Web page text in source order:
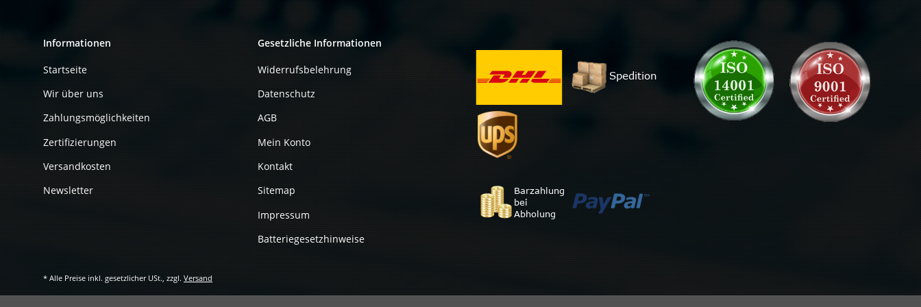
Informationen
Startseite
Wir über uns
Zahlungsmöglichkeiten
Zertifizierungen
Versandkosten
Newsletter
Gesetzliche Informationen
Widerrufsbelehrung
Datenschutz
AGB
Mein Konto
Kontakt
Sitemap
Impressum
Batteriegesetzhinweise
* Alle Preise inkl. gesetzlicher USt., zzgl. Versand